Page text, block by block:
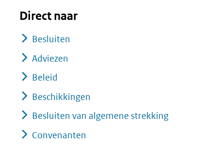
Direct naar
Besluiten
Adviezen
Beleid
Beschikkingen
Besluiten van algemene strekking
Convenanten